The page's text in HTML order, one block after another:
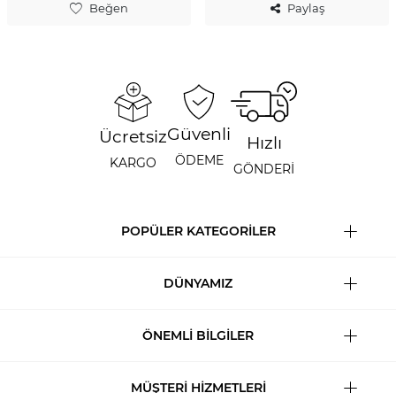
Beğen Paylaş
Ücretsiz
KARGO
Güvenli
ÖDEME
Hızlı
GÖNDERİ
POPÜLER KATEGORİLER
DÜNYAMIZ
ÖNEMLİ BİLGİLER
MÜŞTERİ HİZMETLERİ